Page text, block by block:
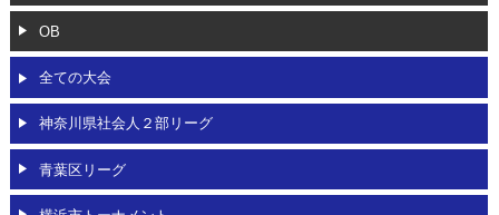
ブログ
OBページ
リンク
動画
OB
全ての大会
神奈川県社会人２部リーグ
青葉区リーグ